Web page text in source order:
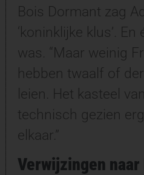
Bois Dormant zag
‘koninklijke klus’.
was. “Maar weinig
hebben twaalf of
leien. Het kasteel
technisch gezien
elkaar.”
Verwijzingen naar